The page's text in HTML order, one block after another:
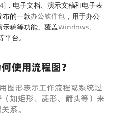
4] ，电子文档、演示文稿和电子表
布的一款办公软件包 ，用于办公
示稿等功能。覆盖Windows
平台。
使用流程图？
图形表示工作流程或系统过
（如矩形、菱形、箭头等）来
系。